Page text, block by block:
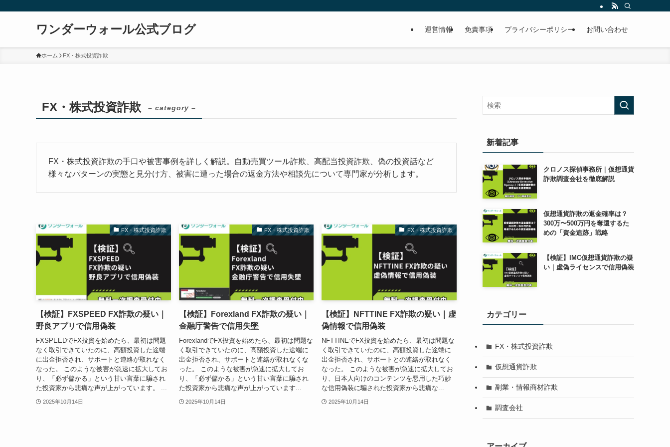
ワンダーウォール公式ブログ 運営情報 免責事項 プライバシーポリシー お問い合わせ
ホーム FX・株式投資詐欺
FX・株式投資詐欺 – category –
FX・株式投資詐欺の手口や被害事例を詳しく解説。自動売買ツール詐欺、高配当投資詐欺、偽の投資話など
様々なパターンの実態と見分け方、被害に遭った場合の返金方法や相談先について専門家が分析します。
FX・株式投資詐欺
【検証】FXSPEED FX詐欺の疑い｜
野良アプリで信用偽装
FXSPEEDでFX投資を始めたら、最初は問題
なく取引できていたのに、高額投資した途端
に出金拒否され、サポートと連絡が取れなく
なった。 このような被害が急速に拡大してお
り、「必ず儲かる」という甘い言葉に騙され
た投資家から悲痛な声が上がっています。 ...
2025年10月14日
FX・株式投資詐欺
【検証】Forexland FX詐欺の疑い｜
金融庁警告で信用失墜
ForexlandでFX投資を始めたら、最初は問題な
く取引できていたのに、高額投資した途端に
出金拒否され、サポートと連絡が取れなくな
った。 このような被害が急速に拡大してお
り、「必ず儲かる」という甘い言葉に騙され
た投資家から悲痛な声が上がっています...
2025年10月14日
FX・株式投資詐欺
【検証】NFTTINE FX詐欺の疑い｜虚
偽情報で信用偽装
NFTTINEでFX投資を始めたら、最初は問題な
く取引できていたのに、高額投資した途端に
出金拒否され、サポートとの連絡が取れなく
なった。 このような被害が急速に拡大してお
り、日本人向けのコンテンツを悪用した巧妙
な信用偽装に騙された投資家から悲痛な...
2025年10月14日
新着記事
クロノス探偵事務所｜仮想通貨
詐欺調査会社を徹底解説
仮想通貨詐欺の返金確率は？
300万〜500万円を奪還するた
めの「資金追跡」戦略
【検証】IMC仮想通貨詐欺の疑
い｜虚偽ライセンスで信用偽装
カテゴリー
FX・株式投資詐欺
仮想通貨詐欺
副業・情報商材詐欺
調査会社